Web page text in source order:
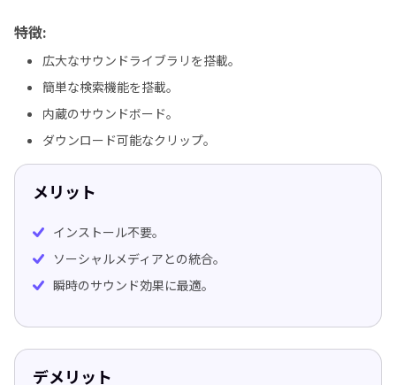
特徴:
広大なサウンドライブラリを搭載。
簡単な検索機能を搭載。
内蔵のサウンドボード。
ダウンロード可能なクリップ。
メリット
インストール不要。
ソーシャルメディアとの統合。
瞬時のサウンド効果に最適。
デメリット